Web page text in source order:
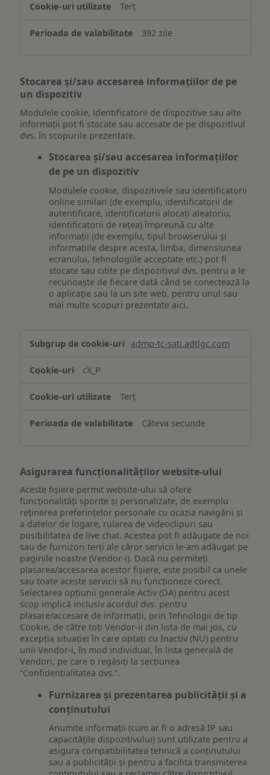
Terț
392 zile
Stocarea și/sau accesarea informațiilor de pe
un dispozitiv
Modulele cookie, identificatorii de dispozitive sau alte
informații pot fi stocate sau accesate de pe dispozitivul
dvs. în scopurile prezentate.
Stocarea și/sau accesarea informațiilor
de pe un dispozitiv
Modulele cookie, dispozitivele sau identificatorii
online similari (de exemplu, identificatorii de
autentificare, identificatorii alocați aleatoriu,
identificatorii de rețea) împreună cu alte
informații (de exemplu, tipul browserului și
informațiile despre acesta, limba, dimensiunea
ecranului, tehnologiile acceptate etc.) pot fi
stocate sau citite pe dispozitivul dvs. pentru a le
recunoaște de fiecare dată când se conectează la
o aplicație sau la un site web, pentru unul sau
mai multe scopuri prezentate aici.
și/sau
informațiilor
pe
dispozitiv
admp-tc-sati.adtlgc.com
cX_P
Terț
Câteva secunde
Asigurarea funcționalităților website-ului
Aceste fișiere permit website-ului să ofere
funcționalități sporite și personalizate, de exemplu
reţinerea preferinţelor personale cu ocazia navigării și
a datelor de logare, rularea de videoclipuri sau
posibilitatea de live chat. Acestea pot fi adăugate de noi
sau de furnizori terți ale căror servicii le-am adăugat pe
paginile noastre (Vendor-i). Dacă nu permiteți
plasarea/accesarea acestor fișiere, este posibil ca unele
sau toate aceste servicii să nu funcționeze corect.
Selectarea opțiunii generale Activ (DA) pentru acest
scop implică inclusiv acordul dvs. pentru
plasare/accesare de informații, prin Tehnologii de tip
Cookie, de către toți Vendor-ii din lista de mai jos, cu
excepția situației în care optați cu Inactiv (NU) pentru
unii Vendor-i, în mod individual, în lista generală de
Vendori, pe care o regăsiți la secțiunea
“Confidențialitatea dvs.”.
Furnizarea și prezentarea publicității și a
conținutului
Anumite informații (cum ar fi o adresă IP sau
capacitățile dispozitivului) sunt utilizate pentru a
asigura compatibilitatea tehnică a conținutului
sau a publicității și pentru a facilita transmiterea